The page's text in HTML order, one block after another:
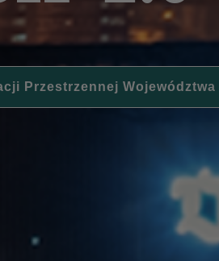
Przestrzennej Województwa